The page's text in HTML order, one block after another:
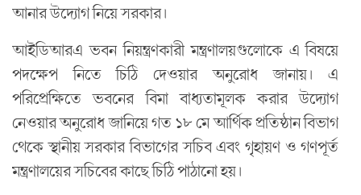
আনার উদ‌্যোগ নিয়ে সরকার।
আইডিআরএ ভবন নিয়ন্ত্রণকারী মন্ত্রণালয়গুলোকে এ বিষয়ে
পদক্ষেপ নিতে চিঠি দেওয়ার অনুরোধ জানায়। এ
পরিপ্রেক্ষিতে ভবনের বিমা বাধ্যতামূলক করার উদ‌্যোগ
নেওয়ার অনুরোধ জানিয়ে গত ১৮ মে আর্থিক প্রতিষ্ঠান বিভাগ
থেকে স্থানীয় সরকার বিভাগের সচিব এবং গৃহায়ণ ও গণপূর্ত
মন্ত্রণালয়ের সচিবের কাছে চিঠি পাঠানো হয়।